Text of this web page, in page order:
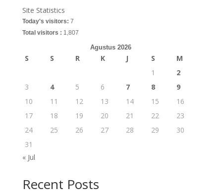
Site Statistics
Today's visitors: 7
Total visitors : 1,807
Agustus 2026
S S R K J S
M
1
2
3
4 5 6 7 8
9
10
11 12 13 14 15
16
17
18 19 20 21 22
23
24
25 26 27 28 29
30
31
« Jul
Recent Posts